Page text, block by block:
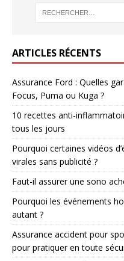
ARTICLES RÉCENTS
Assurance Ford : Quelles
Focus, Puma ou Kuga ?
10 recettes anti-
tous les jours
Pourquoi certaines vidéos
virales sans publicité ?
Faut-il assurer une sono
Pourquoi les événements
autant ?
Assurance accident pour
pour pratiquer en toute